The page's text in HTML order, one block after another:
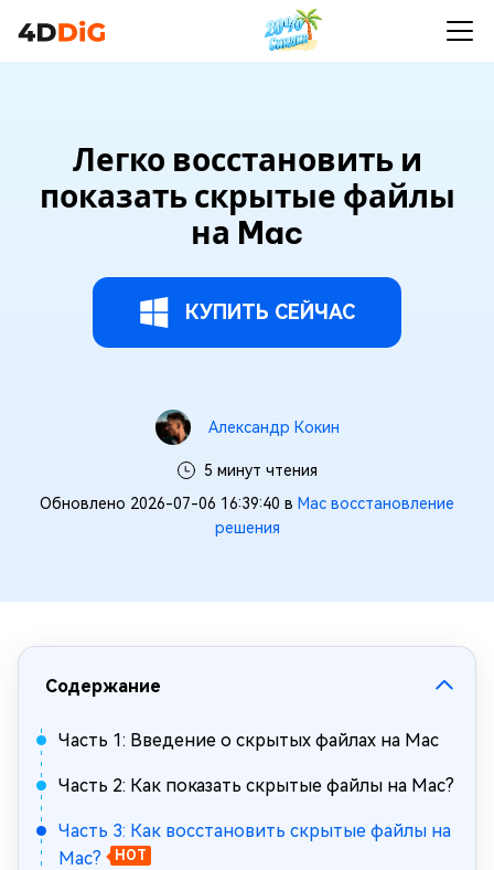
Легко восстановить и
показать скрытые файлы
на Mac
КУПИТЬ СЕЙЧАС
Александр Кокин
5 минут чтения
Обновлено 2026-07-06 16:39:40 в Mac восстановление
решения
Содержание
Часть 1: Введение о скрытых файлах на Mac
Часть 2: Как показать скрытые файлы на Mac?
Часть 3: Как восстановить скрытые файлы на
Mac?
HOT